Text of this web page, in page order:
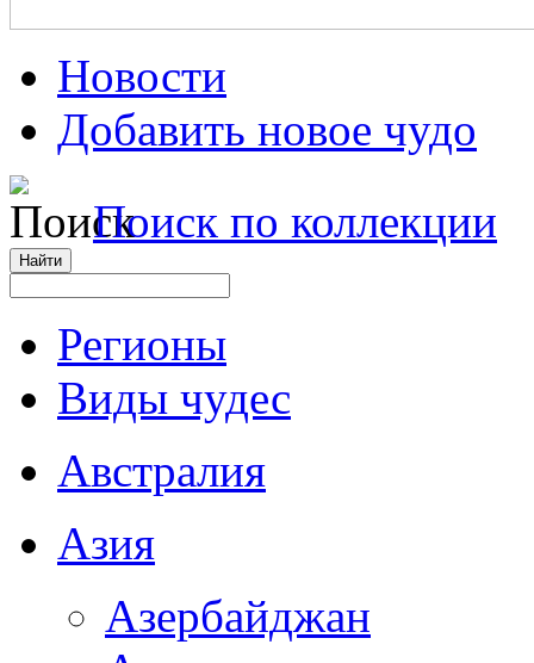
Новости
Добавить новое чудо
Поиск по коллекции
Регионы
Виды чудес
Австралия
Азия
Азербайджан